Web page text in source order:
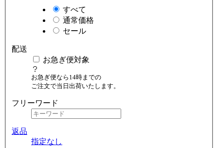
すべて
通常価格
セール
配送
お急ぎ便対象
お急ぎ便なら14時までの
ご注文で当日出荷いたします。
フリーワード
返品
指定なし